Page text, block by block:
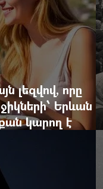
լեզվով, որը
Երևան
կարող է